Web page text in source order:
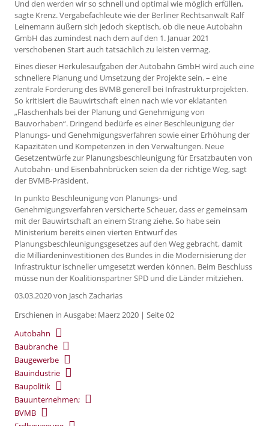
Und den werden wir so schnell und optimal wie möglich erfüllen,
sagte Krenz. Vergabefachleute wie der Berliner Rechtsanwalt Ralf
Leinemann äußern sich jedoch skeptisch, ob die neue Autobahn
GmbH das zumindest nach dem auf den 1. Januar 2021
verschobenen Start auch tatsächlich zu leisten vermag.
Eines dieser Herkulesaufgaben der Autobahn GmbH wird auch eine
schnellere Planung und Umsetzung der Projekte sein. – eine
zentrale Forderung des BVMB generell bei Infrastrukturprojekten.
So kritisiert die Bauwirtschaft einen nach wie vor eklatanten
„Flaschenhals bei der Planung und Genehmigung von
Bauvorhaben“. Dringend bedürfe es einer Beschleunigung der
Planungs- und Genehmigungsverfahren sowie einer Erhöhung der
Kapazitäten und Kompetenzen in den Verwaltungen. Neue
Gesetzentwürfe zur Planungsbeschleunigung für Ersatzbauten von
Autobahn- und Eisenbahnbrücken seien da der richtige Weg, sagt
der BVMB-Präsident.
In punkto Beschleunigung von Planungs- und
Genehmigungsverfahren versicherte Scheuer, dass er gemeinsam
mit der Bauwirtschaft an einem Strang ziehe. So habe sein
Ministerium bereits einen vierten Entwurf des
Planungsbeschleunigungsgesetzes auf den Weg gebracht, damit
die Milliardeninvestitionen des Bundes in die Modernisierung der
Infrastruktur ischneller umgesetzt werden können. Beim Beschluss
müsse nun der Koalitionspartner SPD und die Länder mitziehen.
03.03.2020von Jasch Zacharias
Erschienen in Ausgabe: Maerz 2020 | Seite 02
Autobahn
Baubranche
Baugewerbe
Bauindustrie
Baupolitik
Bauunternehmen;
BVMB